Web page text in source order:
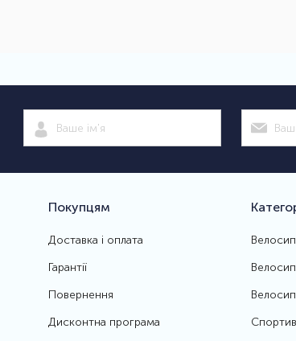
Покупцям
Доставка і оплата
Гарантії
Повернення
Дисконтна програма